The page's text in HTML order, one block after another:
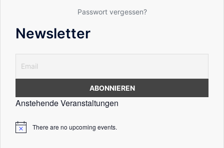
Passwort vergessen?
Newsletter
Anstehende Veranstaltungen
There are no upcoming events.